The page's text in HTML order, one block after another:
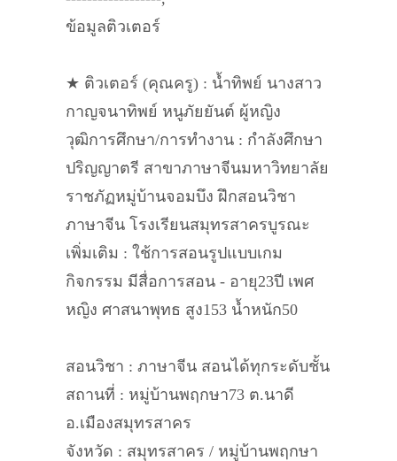
ข้อมูลติวเตอร์
★ ติวเตอร์ (คุณครู) : น้ำทิพย์ นางสาว
กาญจนา​ทิพย์ หนูภัยยันต์ ผู้หญิง
วุฒิการศึกษา/การทำงาน : กำลังศึกษา​
ปริญญาตรี​ สาขาภาษา​จีน​มหาวิทยาลัย​
ราชภัฏ​หมู่บ้าน​จอมบึง ฝึกสอน​วิชา
ภาษาจีน​ โรงเรียนสมุทรสาครบูรณะ​
เพิ่มเติม : ใช้การสอนรูปแบบเกม
กิจกรรม​ มีสื่อการสอน - อายุ23ปี เพศ​
หญิง ศาสนา​พุทธ​ สูง153 น้ำหนัก50
สอนวิชา : ภาษาจีน สอนได้ทุกระดับชั้น​
สถานที่ : หมู่บ้านพฤกษา​73 ต.นาดี
อ.เมืองสมุทรสาคร​
จังหวัด : สมุทรสาคร / หมู่บ้านพฤกษา​